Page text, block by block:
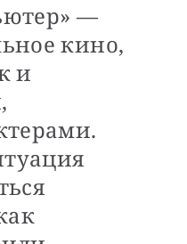
—
кино,
и